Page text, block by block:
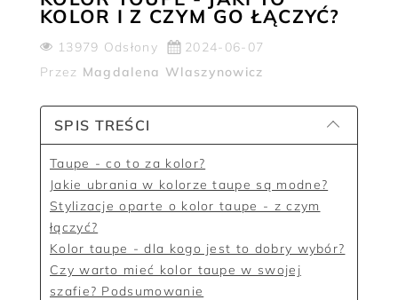
KOLOR I Z CZYM GO ŁĄCZYĆ?
13979 Odsłony
2024-06-07
Przez Magdalena Wlaszynowicz
SPIS TREŚCI
Taupe - co to za kolor?
Jakie ubrania w kolorze taupe są modne?
Stylizacje oparte o kolor taupe - z czym
łączyć?
Kolor taupe - dla kogo jest to dobry wybór?
Czy warto mieć kolor taupe w swojej
szafie? Podsumowanie